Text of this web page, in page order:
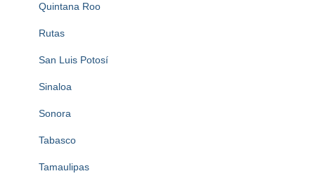
Quintana Roo
Rutas
San Luis Potosí
Sinaloa
Sonora
Tabasco
Tamaulipas